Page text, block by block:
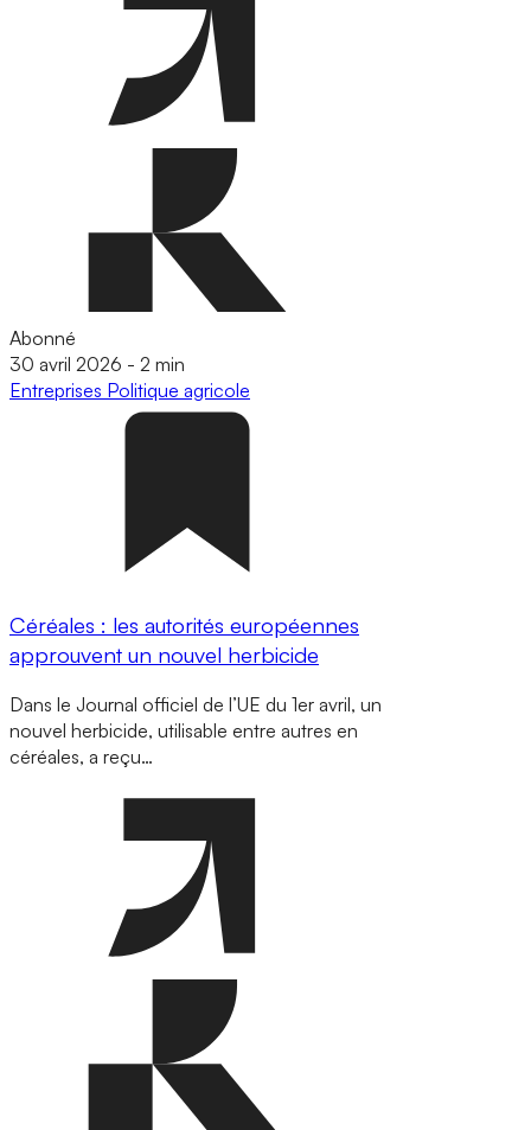
Abonné
30 avril 2026 - 2 min
Entreprises Politique agricole
Céréales : les autorités européennes
approuvent un nouvel herbicide
Dans le Journal officiel de l’UE du 1er avril, un
nouvel herbicide, utilisable entre autres en
céréales, a reçu…